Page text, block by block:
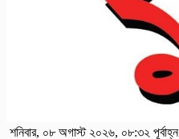
শনিবার, ০৮ অগাস্ট ২০২৬, ০৮:৩২ পূর্বাহ্ন